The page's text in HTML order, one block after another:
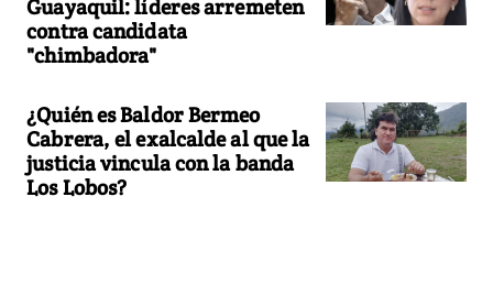
Guayaquil: líderes arremeten
contra candidata
"chimbadora"
¿Quién es Baldor Bermeo
Cabrera, el exalcalde al que la
justicia vincula con la banda
Los Lobos?